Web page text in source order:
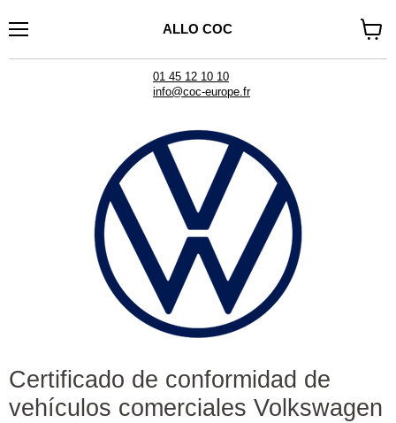
ALLO COC
01 45 12 10 10
info@coc-europe.fr
carrito
Certificado de conformidad de
vehículos comerciales Volkswagen